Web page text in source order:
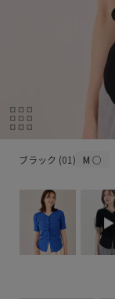
ブラック (01) M○